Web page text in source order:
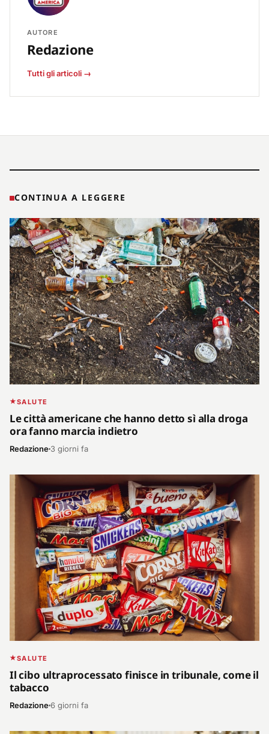
AUTORE
Redazione
Tutti gli articoli →
CONTINUA A LEGGERE
SALUTE
Le città americane che hanno detto sì alla droga
ora fanno marcia indietro
Redazione 3 giorni fa
SALUTE
Il cibo ultraprocessato finisce in tribunale, come il
tabacco
Redazione6 giorni fa